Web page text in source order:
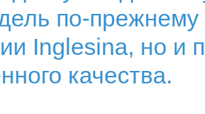
по-прежнему
Inglesina, но и
качества.